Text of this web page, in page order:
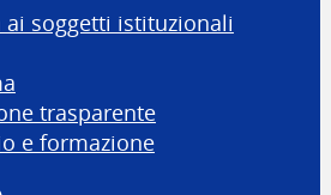
ai soggetti istituzionali
trasparente
e formazione